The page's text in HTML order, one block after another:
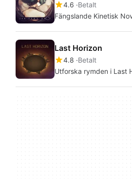
4.6 Betalt
Fängslande Kinetisk
Last Horizon
4.8 Betalt
Utforska rymden i Last